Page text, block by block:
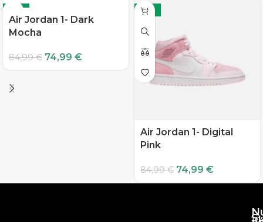
-12%
Air Jordan 1- Dark
Mocha
84,99€ 74,99 €
-12%
Air Jordan 1- Digital
Pink
84,99€ 74,99 €